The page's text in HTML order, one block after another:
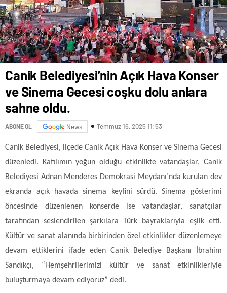
Canik Belediyesi’nin Açık Hava Konser
ve Sinema Gecesi coşku dolu anlara
sahne oldu.
ABONE OL News Temmuz 16, 2025 11:53
Canik Belediyesi, ilçede Canik Açık Hava Konser ve Sinema Gecesi
düzenledi. Katılımın yoğun olduğu etkinlikte vatandaşlar, Canik
Belediyesi Adnan Menderes Demokrasi Meydanı’nda kurulan dev
ekranda açık havada sinema keyfini sürdü. Sinema gösterimi
öncesinde düzenlenen konserde ise vatandaşlar, sanatçılar
tarafından seslendirilen şarkılara Türk bayraklarıyla eşlik etti.
Kültür ve sanat alanında birbirinden özel etkinlikler düzenlemeye
devam ettiklerini ifade eden Canik Belediye Başkanı İbrahim
Sandıkçı, “Hemşehrilerimizi kültür ve sanat etkinlikleriyle
buluşturmaya devam ediyoruz” dedi.